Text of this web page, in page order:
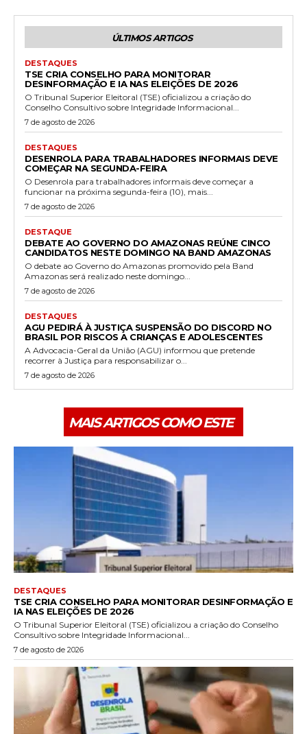
ÚLTIMOS ARTIGOS
DESTAQUES
TSE CRIA CONSELHO PARA MONITORAR
DESINFORMAÇÃO E IA NAS ELEIÇÕES DE 2026
O Tribunal Superior Eleitoral (TSE) oficializou a criação do
Conselho Consultivo sobre Integridade Informacional...
7 de agosto de 2026
DESTAQUES
DESENROLA PARA TRABALHADORES INFORMAIS DEVE
COMEÇAR NA SEGUNDA-FEIRA
O Desenrola para trabalhadores informais deve começar a
funcionar na próxima segunda-feira (10), mais...
7 de agosto de 2026
DESTAQUE
DEBATE AO GOVERNO DO AMAZONAS REÚNE CINCO
CANDIDATOS NESTE DOMINGO NA BAND AMAZONAS
O debate ao Governo do Amazonas promovido pela Band
Amazonas será realizado neste domingo...
7 de agosto de 2026
DESTAQUES
AGU PEDIRÁ À JUSTIÇA SUSPENSÃO DO DISCORD NO
BRASIL POR RISCOS A CRIANÇAS E ADOLESCENTES
A Advocacia-Geral da União (AGU) informou que pretende
recorrer à Justiça para responsabilizar o...
7 de agosto de 2026
MAIS ARTIGOS COMO ESTE
DESTAQUES
TSE CRIA CONSELHO PARA MONITORAR DESINFORMAÇÃO E
IA NAS ELEIÇÕES DE 2026
O Tribunal Superior Eleitoral (TSE) oficializou a criação do Conselho
Consultivo sobre Integridade Informacional...
7 de agosto de 2026